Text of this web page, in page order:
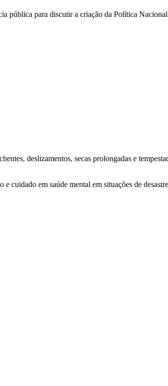
pública para discutir a criação da Política
deslizamentos, secas prolongadas e
cuidado em saúde mental em situações de